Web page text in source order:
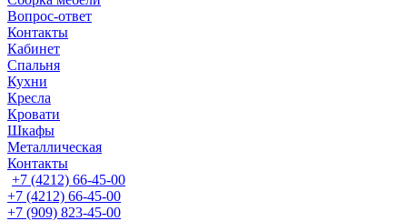
Вопрос-ответ
Контакты
Кабинет
Спальня
Кухни
Кресла
Кровати
Шкафы
Металлическая
Контакты
+7 (4212) 66-45-00
+7 (4212) 66-45-00
+7 (909) 823-45-00